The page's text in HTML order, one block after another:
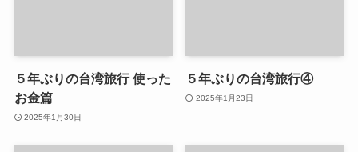
５年ぶりの台湾旅行 使った
お金篇
2025年1月30日
５年ぶりの台湾旅行④
2025年1月23日